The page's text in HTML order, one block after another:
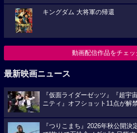
キングダム 大将軍の帰還
動画配信作品をチェッ
最新映画ニュース
『仮面ライダーゼッツ』『超宇
ニティ』オフショット11点が解
『つりこまち』2026年秋公開